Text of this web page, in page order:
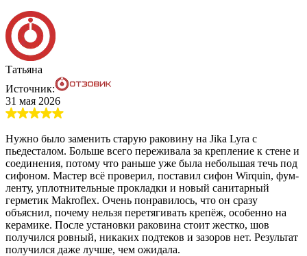
Татьяна
Источник:
31 мая 2026
Нужно было заменить старую раковину на Jika Lyra с
пьедесталом. Больше всего переживала за крепление к стене и
соединения, потому что раньше уже была небольшая течь под
сифоном. Мастер всё проверил, поставил сифон Wirquin, фум-
ленту, уплотнительные прокладки и новый санитарный
герметик Makroflex. Очень понравилось, что он сразу
объяснил, почему нельзя перетягивать крепёж, особенно на
керамике. После установки раковина стоит жестко, шов
получился ровный, никаких подтеков и зазоров нет. Результат
получился даже лучше, чем ожидала.